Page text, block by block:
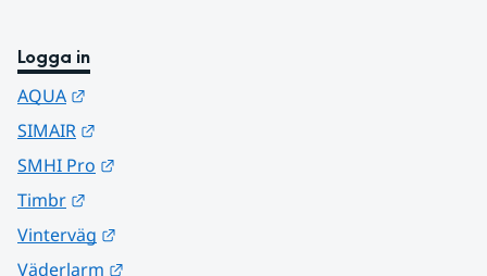
Logga in
AQUA
SIMAIR
SMHI Pro
Timbr
Vinterväg
Väderlarm